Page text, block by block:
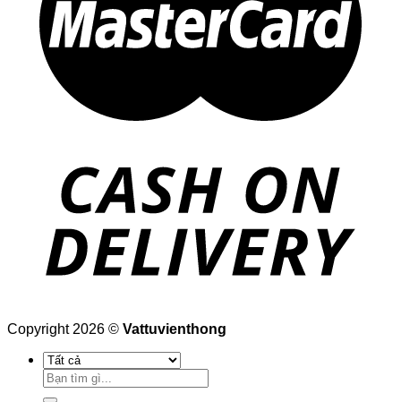
Copyright 2026 © Vattuvienthong
Tìm
kiếm: